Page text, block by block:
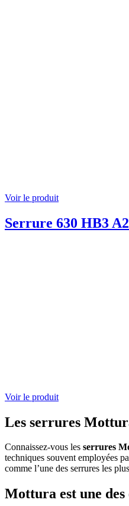
Voir le produit
Serrure 630 HB3
Voir le produit
Les serrures
Connaissez-vous les serrures
techniques souvent employées
comme l’une des serrures les
Mottura est une des